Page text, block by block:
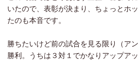
いたので、表彰が決まり、ちょっとホ
たのも本音です。
勝ちたいけど前の試合を見る限り（ア
勝利。うちは３対１でかなりアップア